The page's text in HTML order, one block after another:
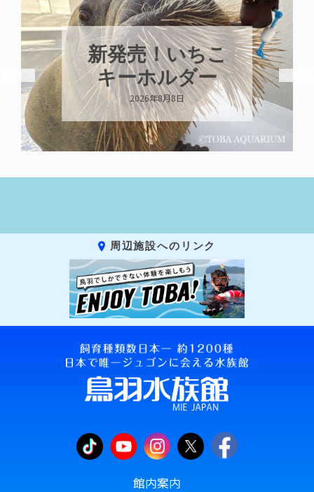
パラオオウム
ガイが交接して
います
2026年8月7日
周辺施設へのリンク
館内案内